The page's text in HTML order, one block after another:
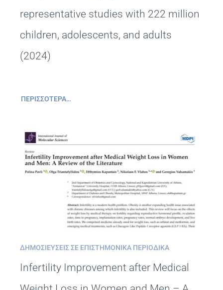
representative studies with 222 million
children, adolescents, and adults
(2024)
ΠΕΡΙΣΣΌΤΕΡΑ…
ΔΗΜΟΣΙΕΎΣΕΙΣ ΣΕ ΕΠΙΣΤΗΜΟΝΙΚΆ ΠΕΡΙΟΔΙΚΆ
Infertility Improvement after Medical